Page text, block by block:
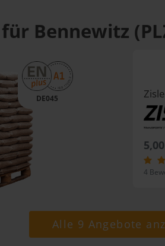
Bennewitz
DE045
5,00
4
Alle 9 Angebote